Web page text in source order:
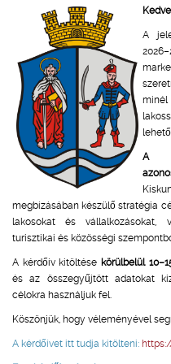
A
A
megbízásában készülő stratégia
lakosokat és vállalkozásokat,
turisztikai és közösségi
A kérdőív kitöltése körülbelül
és az összegyűjtött adatokat
célokra használjuk fel.
Köszönjük, hogy véleményével
A kérdőívet itt tudja kitölteni: